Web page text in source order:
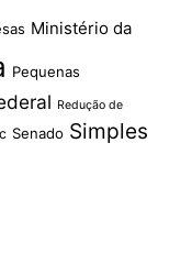
Ministério da
Pequenas
Redução de
Senado Simples